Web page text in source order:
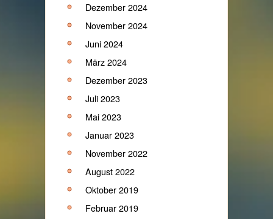
Dezember 2024
November 2024
Juni 2024
März 2024
Dezember 2023
Juli 2023
Mai 2023
Januar 2023
November 2022
August 2022
Oktober 2019
Februar 2019